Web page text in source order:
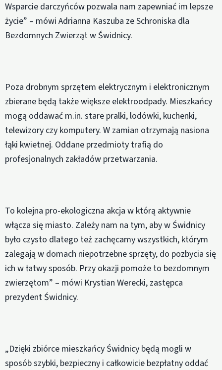
Wsparcie darczyńców pozwala nam zapewniać im lepsze
życie” – mówi Adrianna Kaszuba ze Schroniska dla
Bezdomnych Zwierząt w Świdnicy.
Poza drobnym sprzętem elektrycznym i elektronicznym
zbierane będą także większe elektroodpady. Mieszkańcy
mogą oddawać m.in. stare pralki, lodówki, kuchenki,
telewizory czy komputery. W zamian otrzymają nasiona
łąki kwietnej. Oddane przedmioty trafią do
profesjonalnych zakładów przetwarzania.
To kolejna pro-ekologiczna akcja w którą aktywnie
włącza się miasto. Zależy nam na tym, aby w Świdnicy
było czysto dlatego też zachęcamy wszystkich, którym
zalegają w domach niepotrzebne sprzęty, do pozbycia się
ich w łatwy sposób. Przy okazji pomoże to bezdomnym
zwierzętom” – mówi Krystian Werecki, zastępca
prezydent Świdnicy.
„Dzięki zbiórce mieszkańcy Świdnicy będą mogli w
sposób szybki, bezpieczny i całkowicie bezpłatny oddać